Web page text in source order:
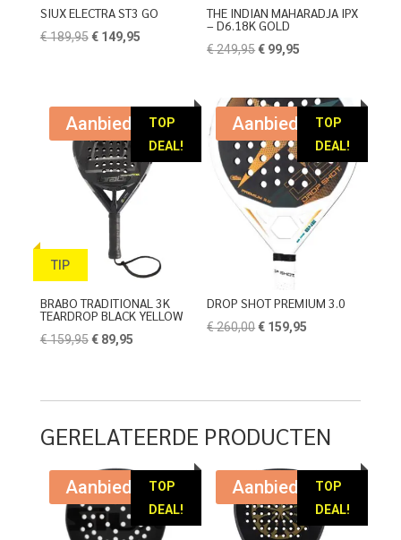
SIUX ELECTRA ST3 GO
€189,95 Oorspronkelijke
€ 189,95.
€149,95Huidige
€ 149,95.
THE INDIAN MAHARADJA IPX
– D6.18K GOLD
€249,95Oorspronkelijke
was:
€ 249,95.
€ 99,95
is:
€ 99,95.
TOP
DEAL!
TIP
Aanbieding!
BRABO TRADITIONAL 3K
TEARDROP BLACK YELLOW
€159,95 Oorspronkelijke
€89,95Huidige
TOP
DEAL!
Aanbieding!
DROP SHOT PREMIUM 3.0
€260,00Oorspronkelijke
€ 159,95
GERELATEERDE PRODUCTEN
TOP
DEAL!
Aanbieding!
TOP
DEAL!
Aanbieding!